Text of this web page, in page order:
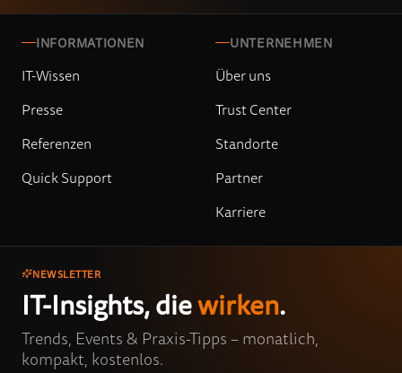
INFORMATIONEN
IT-Wissen
Presse
Referenzen
Quick Support
UNTERNEHMEN
Über uns
Trust Center
Standorte
Partner
Karriere
NEWSLETTER
IT-Insights, diewirken.
Trends, Events & Praxis-Tipps – monatlich,
kompakt, kostenlos.